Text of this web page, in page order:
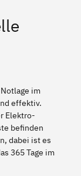
im
effektiv.
Elektro-
befinden
dabei ist es
365 Tage im